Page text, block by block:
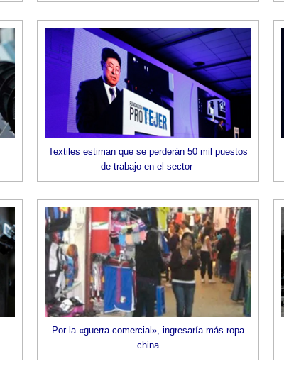
Textiles estiman que se perderán 50 mil puestos
de trabajo en el sector
Por la «guerra comercial», ingresaría más ropa
china